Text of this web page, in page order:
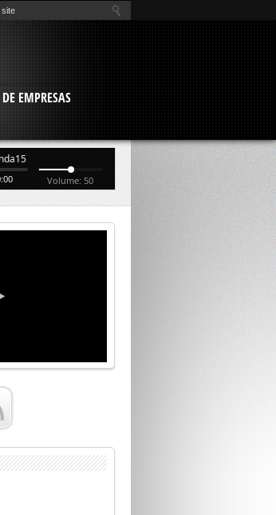
EMPRESAS
Volume: 50